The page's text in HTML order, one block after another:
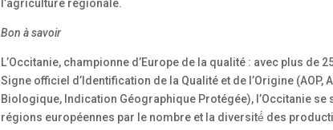
l’agriculture régionale.
Bon à savoir
L’Occitanie, championne d’Europe de la qualité : avec plus de
Signe officiel d’Identification de la Qualité et de l’Origine (AOP,
Biologique, Indication Géographique Protégée), l’Occitanie se
régions européennes par le nombre et la diversité́ des